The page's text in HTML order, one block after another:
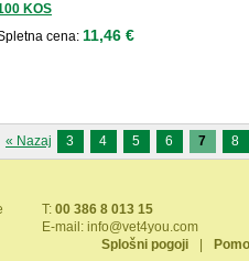
KOS
cena: 11,46 €
« Nazaj 3 4 5 6 7 8
T: 00 386 8 013 15
E-mail: info@vet4you.com
Splošni pogoji